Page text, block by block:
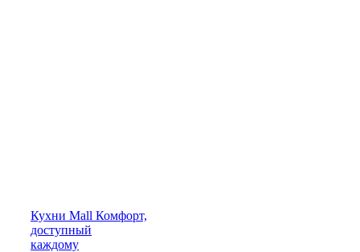
Кухни Mall Комфорт,
доступный
каждому